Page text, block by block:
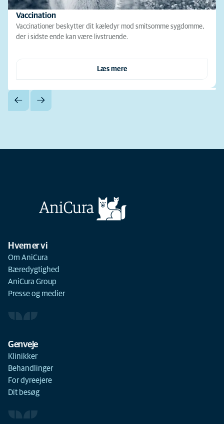
Vaccination
Vaccinationer beskytter dit kæledyr mod smitsomme sygdomme,
der i sidste ende kan være livstruende.
Læs mere
Hvem er vi
Om AniCura
Bæredygtighed
AniCura Group
Presse og medier
Genveje
Klinikker
Behandlinger
For dyreejere
Dit besøg